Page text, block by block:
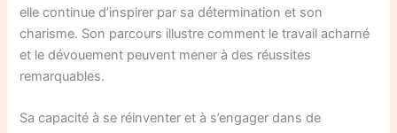
elle continue d’inspirer par sa détermination et son
charisme. Son parcours illustre comment le travail acharné
et le dévouement peuvent mener à des réussites
remarquables.
Sa capacité à se réinventer et à s’engager dans de